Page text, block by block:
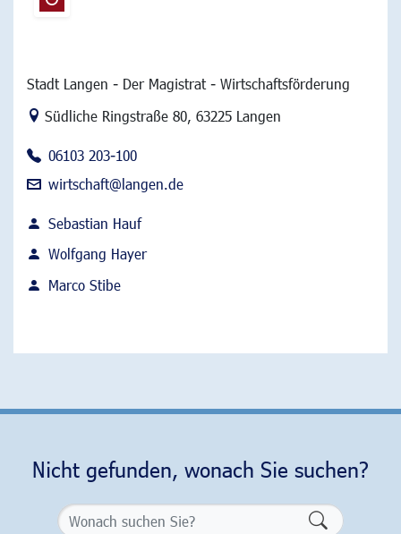
Stadt Langen - Der Magistrat - Wirtschaftsförderung
Link zur Google-Maps Navigation
Südliche Ringstraße 80, 63225 Langen
06103 203-100
wirtschaft@langen.de
Sebastian Hauf
Wolfgang Hayer
Marco Stibe
Nicht gefunden, wonach Sie suchen?